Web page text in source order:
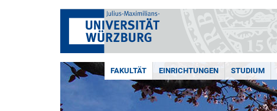
FAKULTÄT EINRICHTUNGEN STUDIUM